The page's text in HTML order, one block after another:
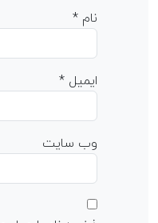
نام*
ایمیل*
وب‌ سایت